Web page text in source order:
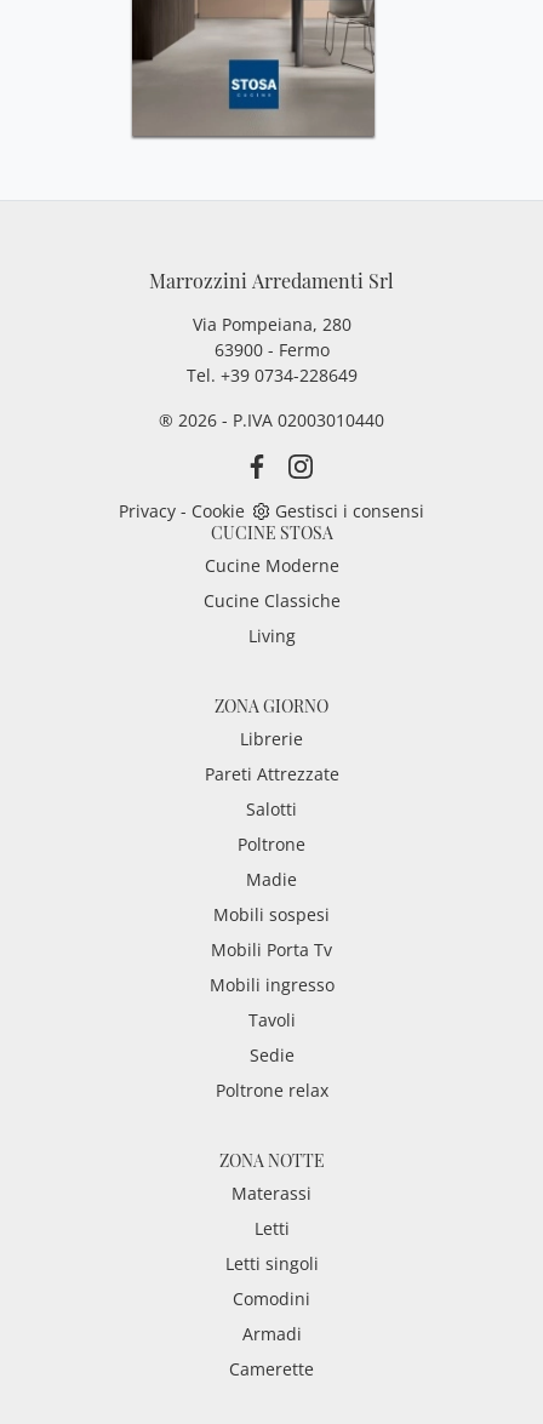
Marrozzini Arredamenti Srl
Via Pompeiana, 280
63900 - Fermo
Tel. +39 0734-228649
® 2026 - P.IVA 02003010440
Privacy - Cookie
Gestisci i consensi
CUCINE STOSA
Cucine Moderne
Cucine Classiche
Living
ZONA GIORNO
Librerie
Pareti Attrezzate
Salotti
Poltrone
Madie
Mobili sospesi
Mobili Porta Tv
Mobili ingresso
Tavoli
Sedie
Poltrone relax
ZONA NOTTE
Materassi
Letti
Letti singoli
Comodini
Armadi
Camerette